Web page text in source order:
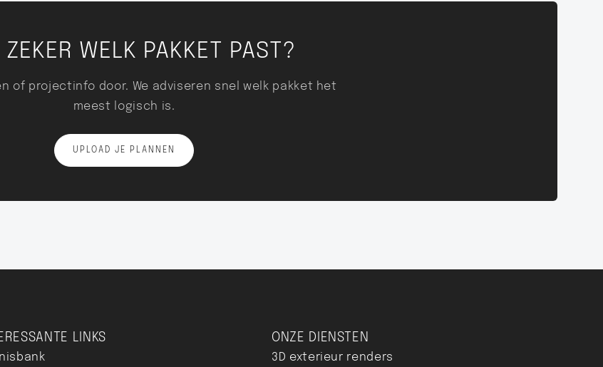
ZEKER WELK PAKKET PAST?
of projectinfo door. We adviseren snel welk pakket het
meest logisch is.
UPLOAD JE PLANNEN
LINKS ONZE DIENSTEN
3D exterieur renders